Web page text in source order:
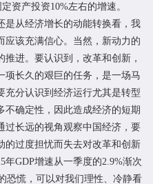
资产投资10%左右的增速。
是从经济增长的动能转换看，我
应该充满信心。当然，新动力的
进。要认识到，改革和创新，
项长久的艰巨的任务，是一场马
充分认识到经济运行尤其是转型
不确定性，因此造成经济的短期
过长远的视角观察中国经济，要
的过度担忧而失去对改革和创新
年GDP增速从一季度的2.9%渐次
恐慌，可以对我们理性、冷静看